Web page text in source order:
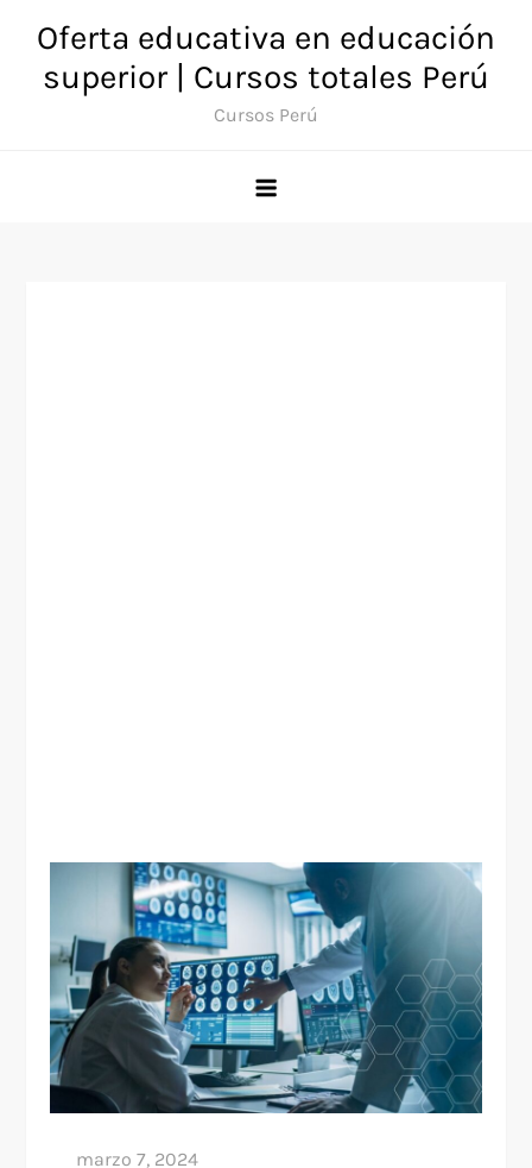
contenido
Oferta educativa en educación
superior | Cursos totales Perú
Cursos Perú